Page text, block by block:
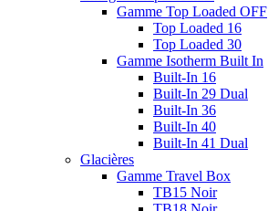
Gamme Top Loaded OFF
Top Loaded 16
Top Loaded 30
Gamme Isotherm Built In
Built-In 16
Built-In 29 Dual
Built-In 36
Built-In 40
Built-In 41 Dual
Glacières
Gamme Travel Box
TB15 Noir